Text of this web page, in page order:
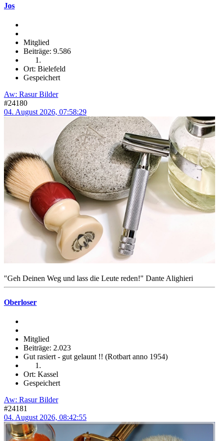
Jos
Mitglied
Beiträge: 9.586
Ort: Bielefeld
Gespeichert
Aw: Rasur Bilder
#24180
04. August 2026, 07:58:29
"Geh Deinen Weg und lass die Leute reden!" Dante Alighieri
Oberloser
Mitglied
Beiträge: 2.023
Gut rasiert - gut gelaunt !! (Rotbart anno 1954)
Ort: Kassel
Gespeichert
Aw: Rasur Bilder
#24181
04. August 2026, 08:42:55